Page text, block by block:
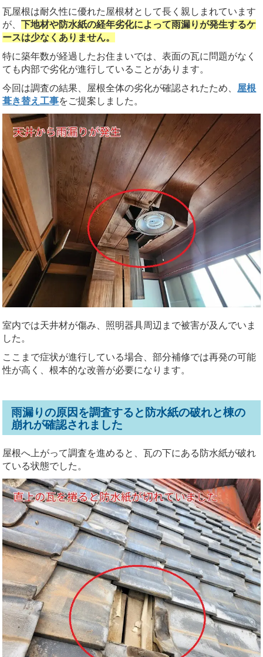
瓦屋根は耐久性に優れた屋根材として長く親しまれています
が、下地材や防水紙の経年劣化によって雨漏りが発生するケ
ースは少なくありません。
特に築年数が経過したお住まいでは、表面の瓦に問題がなく
ても内部で劣化が進行していることがあります。
今回は調査の結果、屋根全体の劣化が確認されたため、 屋根
葺き替え工事をご提案しました。
室内では天井材が傷み、照明器具周辺まで被害が及んでいま
した。
ここまで症状が進行している場合、部分補修では再発の可能
性が高く、根本的な改善が必要になります。
雨漏りの原因を調査すると防水紙の破れと棟の
崩れが確認されました
屋根へ上がって調査を進めると、瓦の下にある防水紙が破れ
ている状態でした。